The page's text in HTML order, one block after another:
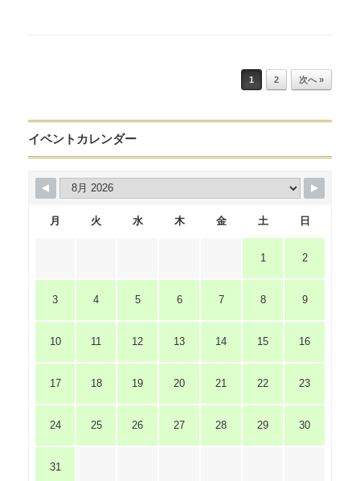
1 2 次へ »
イベントカレンダー
月 火 水 木 金 土 日
1 2
3 4 5 6 7 8 9
10 11 12 13 14 15 16
17 18 19 20 21 22 23
24 25 26 27 28 29 30
31